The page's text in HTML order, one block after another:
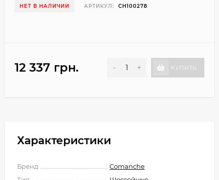
НЕТ В НАЛИЧИИ АРТИКУЛ: CH100278
12 337 грн. - + КУПИТЬ
Характеристики
Бренд
Comanche